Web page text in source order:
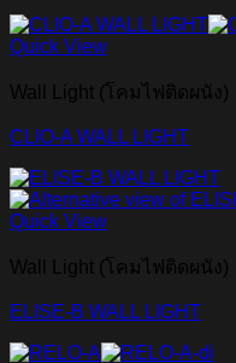
Quick View
Wall Light (โคมไฟติดผนัง)
CLIO-A WALL LIGHT
Quick View
Wall Light (โคมไฟติดผนัง)
ELISE-B WALL LIGHT